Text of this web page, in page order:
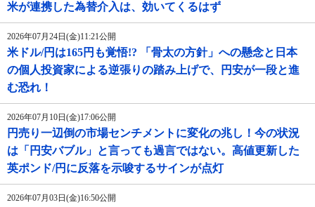
米が連携した為替介入は、効いてくるはず
2026年07月24日(金)11:21公開
米ドル/円は165円も覚悟!? 「骨太の方針」への懸念と日本
の個人投資家による逆張りの踏み上げで、円安が一段と進
む恐れ！
2026年07月10日(金)17:06公開
円売り一辺倒の市場センチメントに変化の兆し！今の状況
は「円安バブル」と言っても過言ではない。高値更新した
英ポンド/円に反落を示唆するサインが点灯
2026年07月03日(金)16:50公開